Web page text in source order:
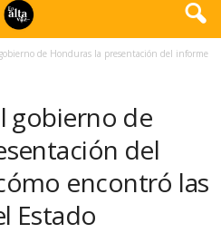
de Honduras la presentación del informe
gobierno de
del
encontró las
Estado